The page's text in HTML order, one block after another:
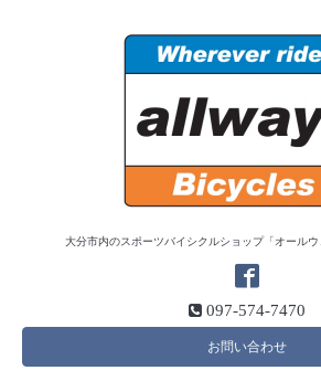
大分市内のスポーツバイシクルショップ「オールウ
097-574-7470
お問い合わせ